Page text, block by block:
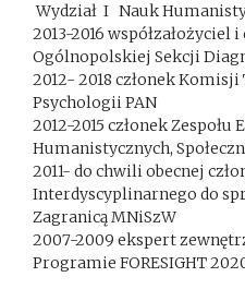
Wydział I Nauk
2013-2016 współzałożyciel
Ogólnopolskiej Sekcji
2012- 2018 członek
Psychologii PAN
2012-2015 członek
Humanistycznych,
2011- do chwili obecnej
Interdyscyplinarnego do
Zagranicą MNiSzW
2007-2009 ekspert
Programie FORESIGHT